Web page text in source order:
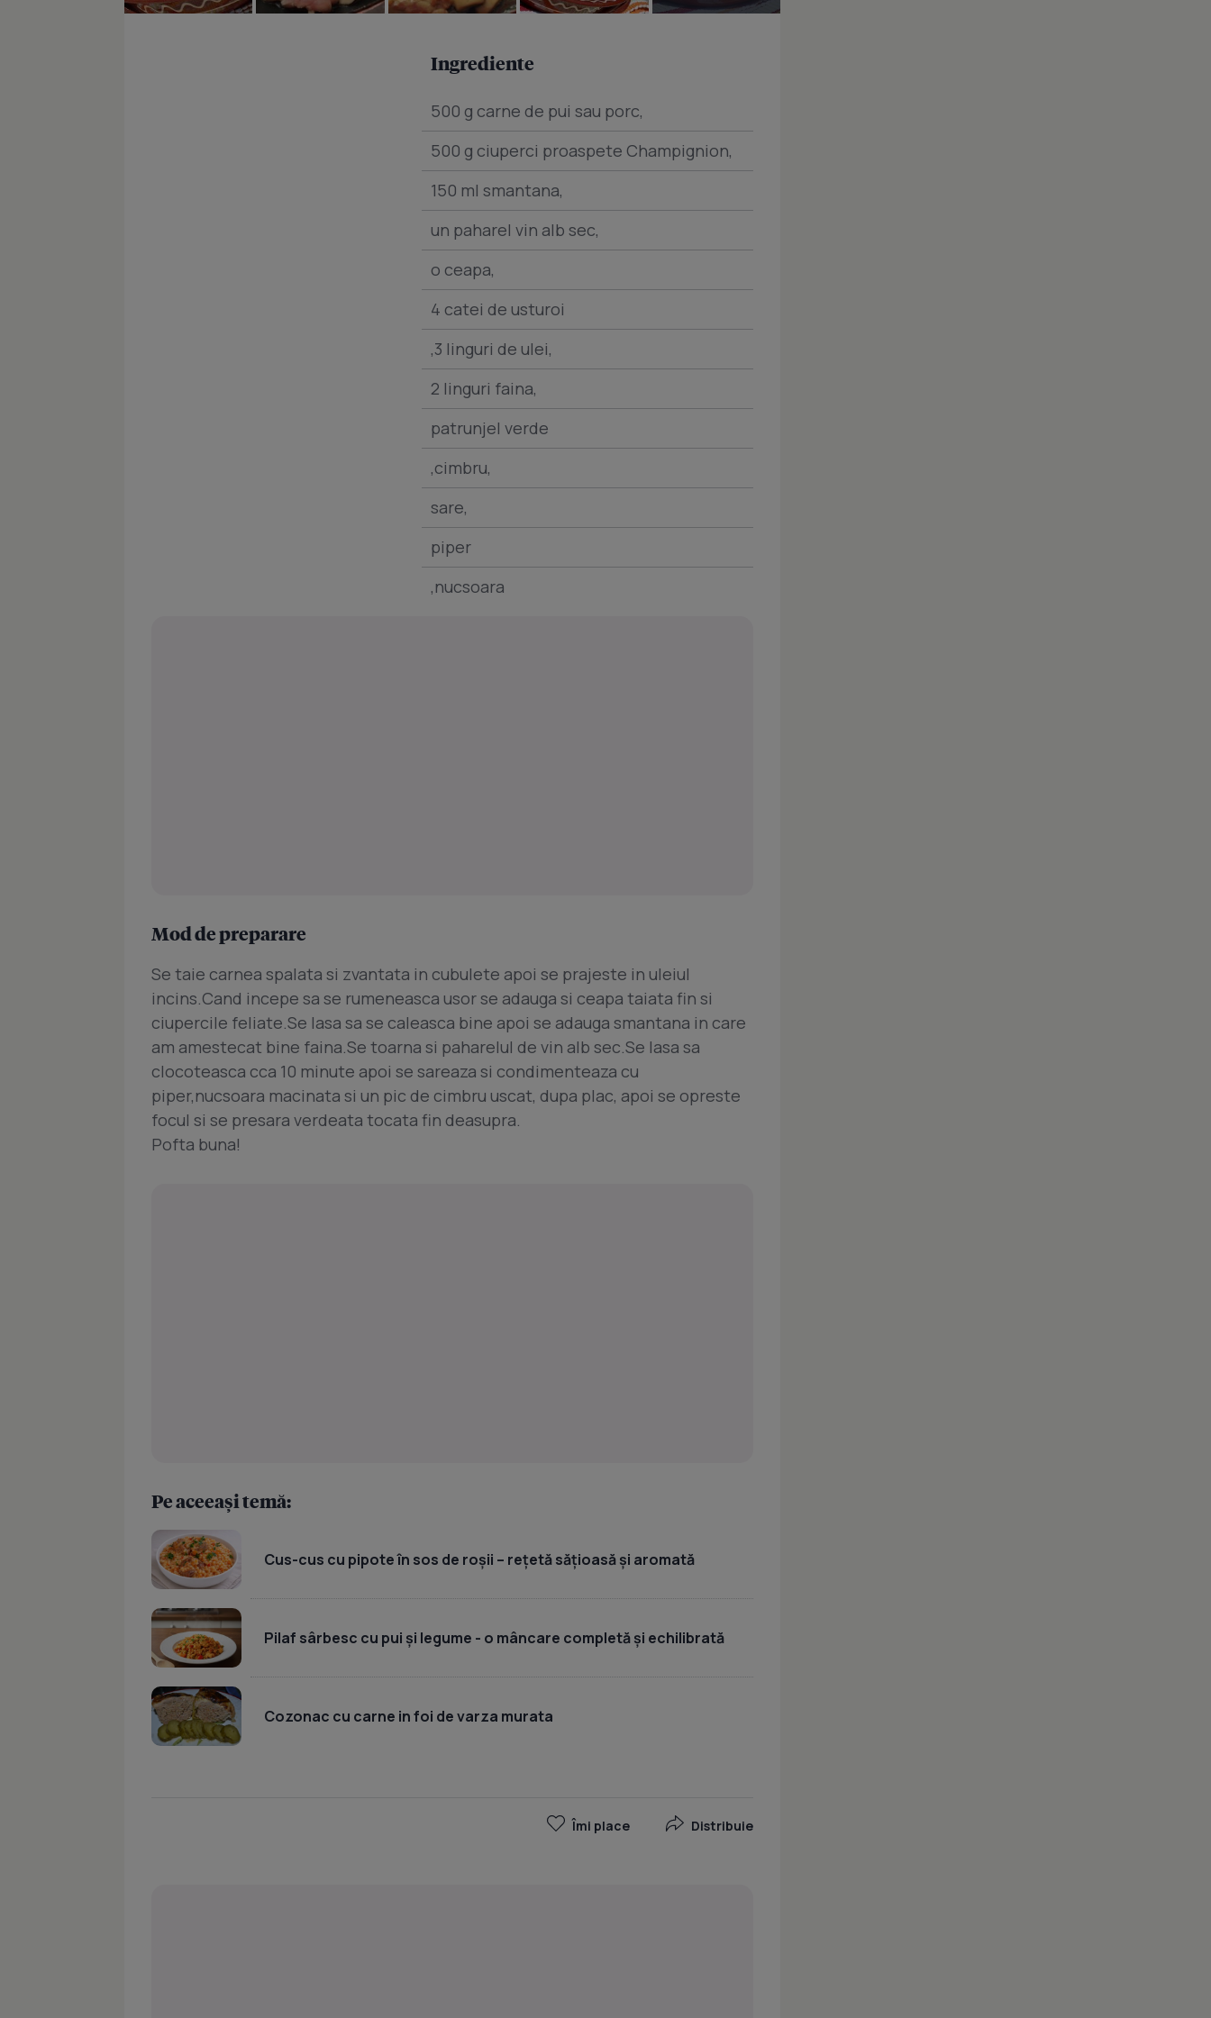
Ingrediente
500 g carne de pui sau porc,
500 g ciuperci proaspete Champignion,
150 ml smantana,
un paharel vin alb sec,
o ceapa,
4 catei de usturoi
,3 linguri de ulei,
2 linguri faina,
patrunjel verde
,cimbru,
sare,
piper
,nucsoara
Mod de preparare
Se taie carnea spalata si zvantata in cubulete apoi se prajeste in uleiul
incins.Cand incepe sa se rumeneasca usor se adauga si ceapa taiata fin si
ciupercile feliate.Se lasa sa se caleasca bine apoi se adauga smantana in care
am amestecat bine faina.Se toarna si paharelul de vin alb sec.Se lasa sa
clocoteasca cca 10 minute apoi se sareaza si condimenteaza cu
piper,nucsoara macinata si un pic de cimbru uscat, dupa plac, apoi se opreste
focul si se presara verdeata tocata fin deasupra.
Pofta buna!
Pe aceeași temă:
Cus-cus cu pipote în sos de roșii – rețetă sățioasă și aromată
Pilaf sârbesc cu pui și legume - o mâncare completă și echilibrată
Cozonac cu carne in foi de varza murata
Îmi place Distribuie